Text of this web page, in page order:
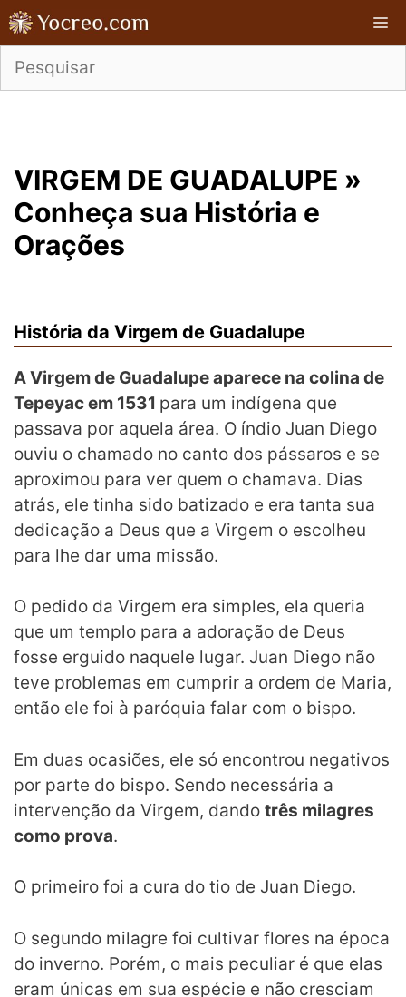
Pular
para
conteúdo
VIRGEM DE GUADALUPE »
Conheça sua História e
Orações
História da Virgem de Guadalupe
A Virgem de Guadalupe aparece na colina de
Tepeyac em 1531 para um indígena que
passava por aquela área. O índio Juan Diego
ouviu o chamado no canto dos pássaros e se
aproximou para ver quem o chamava. Dias
atrás, ele tinha sido batizado e era tanta sua
dedicação a Deus que a Virgem o escolheu
para lhe dar uma missão.
O pedido da Virgem era simples, ela queria
que um templo para a adoração de Deus
fosse erguido naquele lugar. Juan Diego não
teve problemas em cumprir a ordem de Maria,
então ele foi à paróquia falar com o bispo.
Em duas ocasiões, ele só encontrou negativos
por parte do bispo. Sendo necessária a
intervenção da Virgem, dando três milagres
como prova.
O primeiro foi a cura do tio de Juan Diego.
O segundo milagre foi cultivar flores na época
do inverno. Porém, o mais peculiar é que elas
eram únicas em sua espécie e não cresciam